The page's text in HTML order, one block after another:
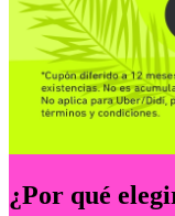
¿Por qué